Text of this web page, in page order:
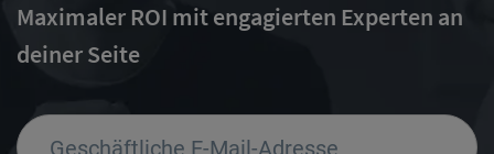
Maximaler ROI mit engagierten Experten an
deiner Seite
Geschäftliche E-Mail-Adresse